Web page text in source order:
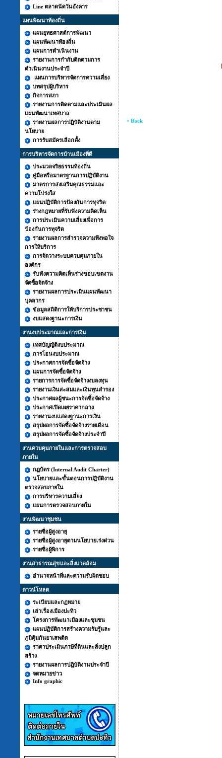
Line ตลาดนัดวันอังคาร
แผนพัฒนาท้องถิ่น
แผนยุทธศาสต์การพัฒนา
แผนพัฒนาท้องถิ่น
แผนการดำเนินงาน
รายงานการกำกับติดตามการ
ดำเนินงานประจำปี
แผนการบริหารจัดการความเสี่ยง
บทสรุปผู้บริหาร
กิจการสภา
รายงานการติดตามและประเมินผล
แผนพัฒนาเทศบาล
รายงานผลการปฏิบัติงานตาม
นโยบาย
การรับสมัครเลือกตั้ง
การบริหารจัดการบ้านเมืองที่ดี
ประมวลจริยธรรมท้องถิ่น
คู่มือหรือมาตรฐานการปฏิบัติงาน
มาตรการส่งเสริมคุณธรรมและ
ความโปร่งใส
แผนปฏิบัติการป้องกันการทุจริต
ร่างกฎหมายที่รับฟังความคิดเห็น
การประเมินความเสี่ยงเพื่อการ
ป้องกันการทุจริต
รายงานผลการสำรวจความพึงพอใจ
การให้บริการ
การจัดวางระบบควบคุมภายใน
องค์กร
รับฟังความคิดเห็นร่างขอบเขตงาน
จัดซื้อจัดจ้าง
รายงานผลการประเมินแผนพัฒนา
บุคลากร
ข้อมูลสถิติการให้บริการประชาชน
งบแสดงฐานะการเงิน
งานงบประมาณและการเงิน
เทศบัญญัติงบประมาณ
การโอนงบประมาณ
ประกาศการจัดซื้อจัดจ้าง
แผนการจัดซื้อจัดจ้าง
รายการการจัดซื้อจัดจ้างงบลงทุน
รายงานเงินสะสมและเงินทุนสำรอง
ประกาศผลผู้ชนะการจัดซื้อจัดจ้าง
ประกาศเปิดเผยราคากลาง
รายงานงบแสดงฐานะการเงิน
สรุปผลการจัดซื้อจัดจ้างรายเดือน
สรุปผลการจัดซื้อจัดจ้างประจำปี
งานควบคุมภายในและการตรวจสอบ
ภายใน
กฏบัตร (Internal Audit Charter)
นโยบายและขั้นตอนการปฏิบัติงาน
ตรวจสอบภายใน
การบริหารความเสี่ยง
แผนการตรวจสอบภายใน
งานพัฒนาชุมชน
รายชื่อผู้สูงอายุ
รายชื่อผู้สูงอายุตามนโยบายเร่งด่วน
รายชื่อผู้พิการ
งานสาธารณสุขและสิ่งแวดล้อม
อำนาจหน้าที่และความรับผิดชอบ
ดาวน์โหลด
ระเบียบและกฏหมาย
เล่าเรื่องเมืองปะทิว
โครงการพัฒนาเมืองและชุมชน
แผนปฏิบัติการสร้างความรับรู้และ
ภูมิคุ้มกันยาเสพติด
ราคาประเมินภาษีที่ดินและสิ่งปลูก
สร้าง
รายงานผลการปฎิบัติงานประจำปี
จดหมายข่าว
Info graphic
« Back